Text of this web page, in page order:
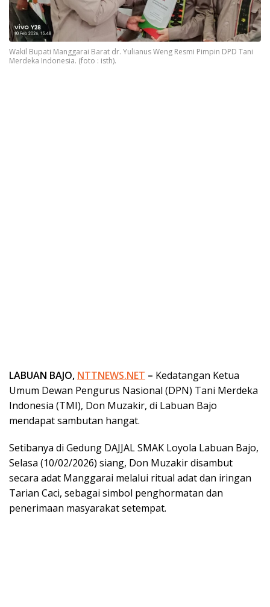
Wakil Bupati Manggarai Barat dr. Yulianus Weng Resmi Pimpin DPD Tani
Merdeka Indonesia. (foto : isth).
LABUAN BAJO, NTTNEWS.NET – Kedatangan Ketua
Umum Dewan Pengurus Nasional (DPN) Tani Merdeka
Indonesia (TMI), Don Muzakir, di Labuan Bajo
mendapat sambutan hangat.
Setibanya di Gedung DAJJAL SMAK Loyola Labuan Bajo,
Selasa (10/02/2026) siang, Don Muzakir disambut
secara adat Manggarai melalui ritual adat dan iringan
Tarian Caci, sebagai simbol penghormatan dan
penerimaan masyarakat setempat.